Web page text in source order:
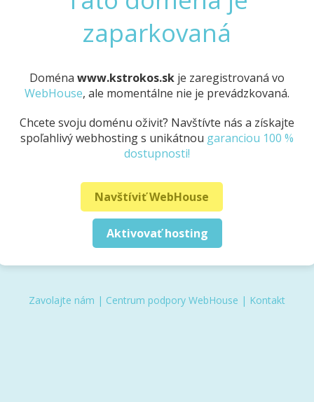
zaparkovaná
Doména www.kstrokos.sk je zaregistrovaná vo
WebHouse, ale momentálne nie je prevádzkovaná.
Chcete svoju doménu oživiť? Navštívte nás a získajte
spoľahlivý webhosting s unikátnou garanciou 100 %
dostupnosti!
Navštíviť WebHouse
Aktivovať hosting
Zavolajte nám | Centrum podpory WebHouse | Kontakt